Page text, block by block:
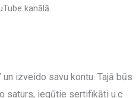
kanālā.
un izveido savu kontu. Tajā būs
saturs, iegūtie sertifikāti u.c